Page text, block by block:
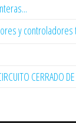
y controladores
CERRADO